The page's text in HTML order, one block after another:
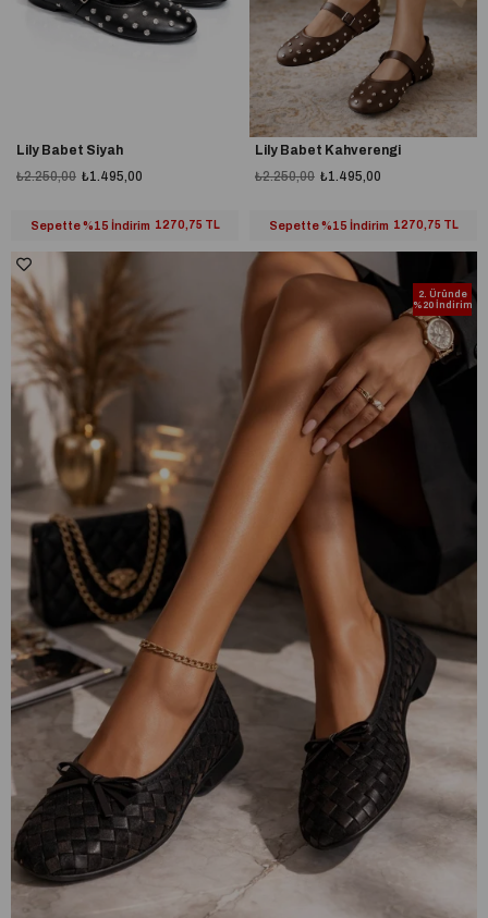
Lily Babet Siyah
₺1.495,00
₺2.250,00
Sepette %15 İndirim 1270,75 TL
Lily Babet Kahverengi
₺1.495,00
₺2.250,00
Sepette %15 İndirim 1270,75 TL
2. Üründe
%20 İndirim